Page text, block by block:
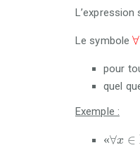
Le symbole∀
∀
pour
quel
Exemple :
«∀x ∈